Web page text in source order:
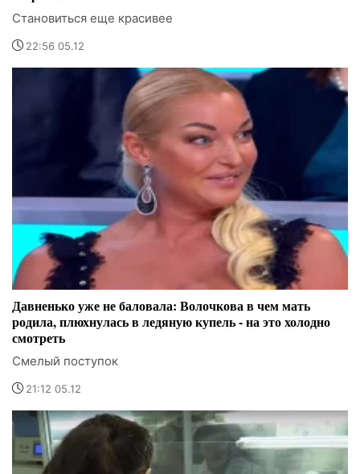
Становиться еще красивее
22:56 05.12
Давненько уже не баловала: Волочкова в чем мать
родила, плюхнулась в ледяную купель - на это холодно
смотреть
Смелый поступок
21:12 05.12